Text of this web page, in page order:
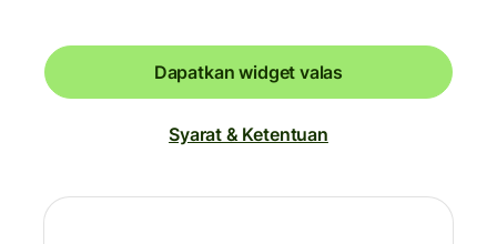
Dapatkan widget valas
Syarat & Ketentuan